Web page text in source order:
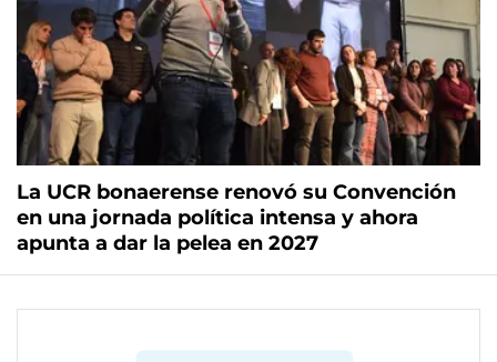
La UCR bonaerense renovó su Convención
en una jornada política intensa y ahora
apunta a dar la pelea en 2027